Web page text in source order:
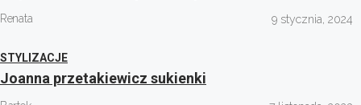
Renata 9 stycznia, 2024
STYLIZACJE
Joanna przetakiewicz sukienki